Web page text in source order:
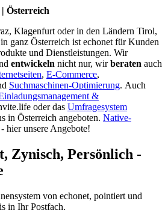
Österreich
Klagenfurt oder in den Ländern Tirol,
ganz Österreich ist echonet für Kunden
und Dienstleistungen. Wir
entwickeln nicht nur, wirberaten auch
, E-Commerce,
Suchmaschinen-Optimierung. Auch
&
oder das Umfragesystem
in Österreich angeboten. Native-
- hier unsere Angebote!
Zynisch, Persönlich -
von echonet, pointiert und
in Ihr Postfach.